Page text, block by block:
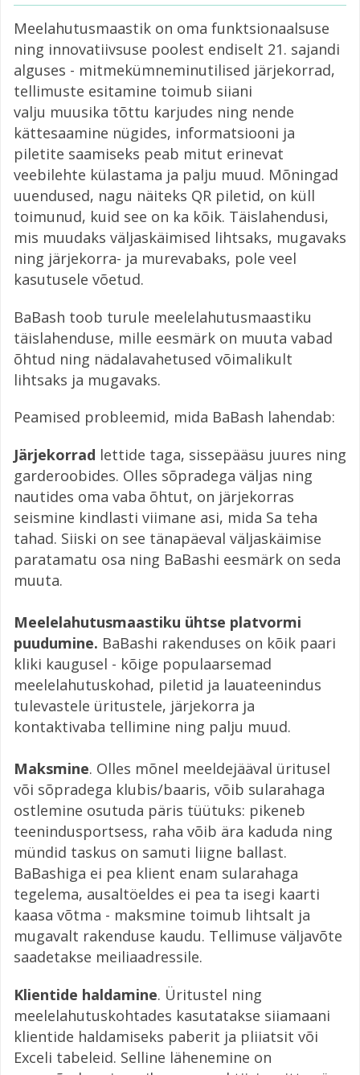
Meelahutusmaastik on oma funktsionaalsuse
ning innovatiivsuse poolest endiselt 21. sajandi
alguses - mitmekümneminutilised järjekorrad,
tellimuste esitamine toimub siiani
valju muusika tõttu karjudes ning nende
kättesaamine nügides, informatsiooni ja
piletite saamiseks peab mitut erinevat
veebilehte külastama ja palju muud. Mõningad
uuendused, nagu näiteks QR piletid, on küll
toimunud, kuid see on ka kõik. Täislahendusi,
mis muudaks väljaskäimised lihtsaks, mugavaks
ning järjekorra- ja murevabaks, pole veel
kasutusele võetud.
BaBash toob turule meelelahutusmaastiku
täislahenduse, mille eesmärk on muuta vabad
õhtud ning nädalavahetused võimalikult
lihtsaks ja mugavaks.
Peamised probleemid, mida BaBash lahendab:
Järjekorrad lettide taga, sissepääsu juures ning
garderoobides. Olles sõpradega väljas ning
nautides oma vaba õhtut, on järjekorras
seismine kindlasti viimane asi, mida Sa teha
tahad. Siiski on see tänapäeval väljaskäimise
paratamatu osa ning BaBashi eesmärk on seda
muuta.
Meelelahutusmaastiku ühtse platvormi
puudumine. BaBashi rakenduses on kõik paari
kliki kaugusel - kõige populaarsemad
meelelahutuskohad, piletid ja lauateenindus
tulevastele üritustele, järjekorra ja
kontaktivaba tellimine ning palju muud.
Maksmine. Olles mõnel meeldejääval üritusel
või sõpradega klubis/baaris, võib sularahaga
ostlemine osutuda päris tüütuks: pikeneb
teenindusportsess, raha võib ära kaduda ning
mündid taskus on samuti liigne ballast.
BaBashiga ei pea klient enam sularahaga
tegelema, ausaltöeldes ei pea ta isegi kaarti
kaasa võtma - maksmine toimub lihtsalt ja
mugavalt rakenduse kaudu. Tellimuse väljavõte
saadetakse meiliaadressile.
Klientide haldamine. Üritustel ning
meelelahutuskohtades kasutatakse siiamaani
klientide haldamiseks paberit ja pliiatsit või
Exceli tabeleid. Selline lähenemine on